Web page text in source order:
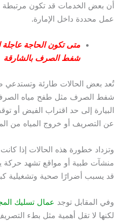
أن بعض الخدمات قد تكون مرتبطة
عمل محددة داخل الإمارة.
متى تكون الحاجة
شفط الصرف بالشارقة
تُعد بعض الحالات طارئة وتستدعي
شفط الصرف مثل طفح مياه الصرف
البيارة إلى حد اقتراب الفيض أو
عن التصريف أو خروج المياه من
وتزداد خطورة هذه الحالات إذا
منشآت طبية أو مواقع تشهد حركة
قد يسبب أضرارًا صحية وتشغيلية
وفي المقابل توجد عمال تسليك
لكنها لا تقل أهمية مثل بطء